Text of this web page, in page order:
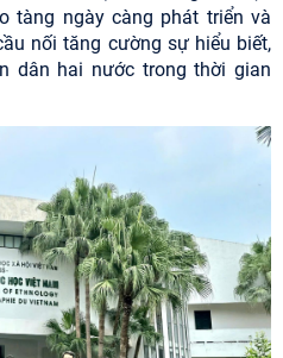
tàng ngày càng phát triển và
nối tăng cường sự hiểu biết,
dân hai nước trong thời gian